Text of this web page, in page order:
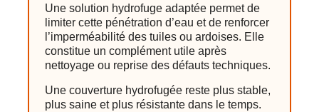
Une solution hydrofuge adaptée permet de
limiter cette pénétration d’eau et de renforcer
l’imperméabilité des tuiles ou ardoises. Elle
constitue un complément utile après
nettoyage ou reprise des défauts techniques.
Une couverture hydrofugée reste plus stable,
plus saine et plus résistante dans le temps.